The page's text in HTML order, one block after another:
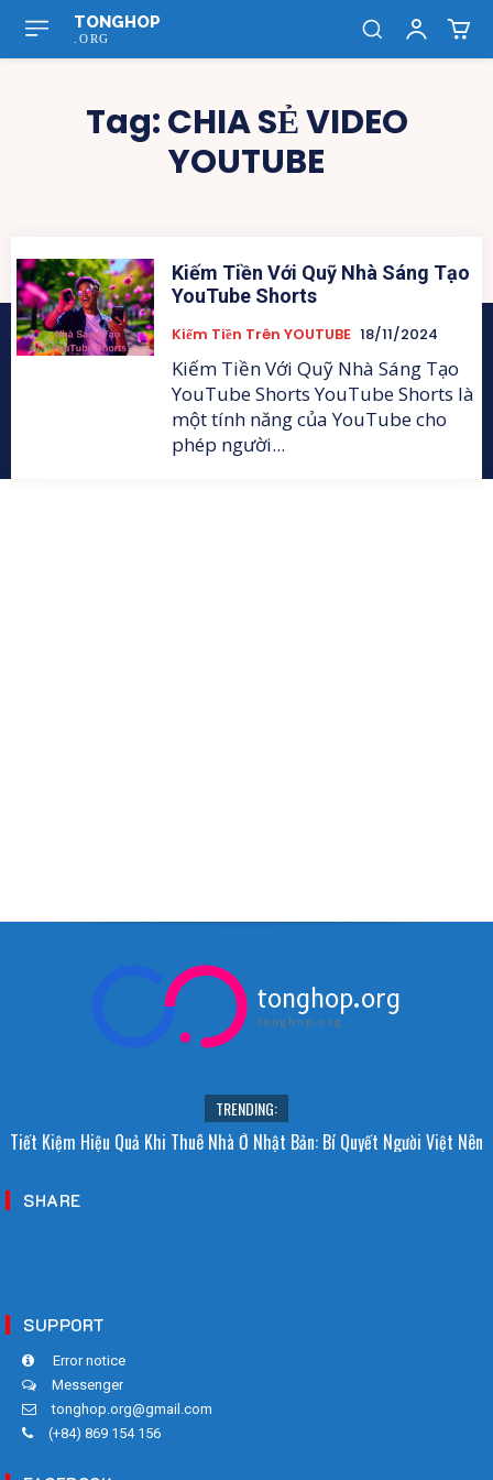
TONGHOP
.ORG
Tag:CHIA SẺ VIDEO
YOUTUBE
Kiếm Tiền Với Quỹ Nhà Sáng Tạo
YouTube Shorts
Kiếm Tiền Trên YOUTUBE 18/11/2024
Kiếm Tiền Với Quỹ Nhà Sáng Tạo
YouTube Shorts YouTube Shorts là
một tính năng của YouTube cho
phép người...
tonghop.org
tonghop.org
TRENDING:
Sao Người Nhật Không Ăn Hoa Quả Tự Trồng? Sự Thật Bất Ngờ Đằng
Tiết Kiệm Hiệu Quả Khi Thuê Nhà Ở Nhật Bản: Bí Quyết Người Việt Nên
SHARE
SUPPORT
Error notice
Messenger
tonghop.org@gmail.com
(+84) 869 154 156